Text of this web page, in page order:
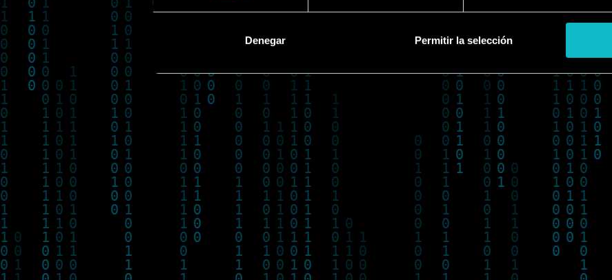
Denegar Permitir la selección